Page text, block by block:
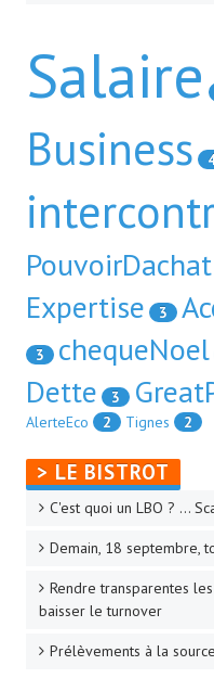
- Via la BAL SCALIAN
Tuto Authentification /
Salaire
Business
PouvoirDachat
Expertise 3
3 chequeNoel
Dette 3
AlerteEco
2 Tignes 2
> LE BISTROT
C'est quoi un LBO ? ...
Demain, 18 septembre,
Rendre transparentes
baisser le turnover
Prélèvements à la